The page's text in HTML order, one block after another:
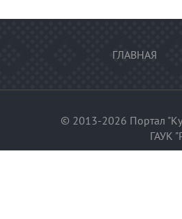
ГЛАВНАЯ
© 2013-2026 Портал
ГАУК